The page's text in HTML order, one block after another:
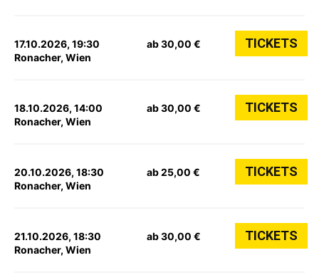
17.10.2026, 19:30
Ronacher, Wien
ab 30,00 € TICKETS
18.10.2026, 14:00
Ronacher, Wien
ab 30,00 € TICKETS
20.10.2026, 18:30
Ronacher, Wien
ab 25,00 € TICKETS
21.10.2026, 18:30
Ronacher, Wien
ab 30,00 € TICKETS